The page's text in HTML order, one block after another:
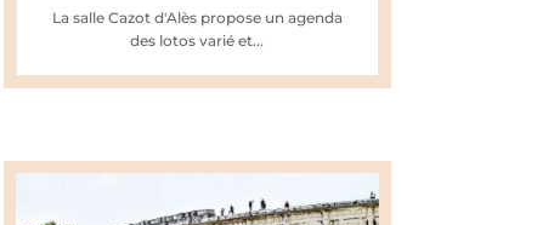
La salle Cazot d'Alès propose un agenda
des lotos varié et...